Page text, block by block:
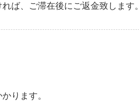
ば、ご滞在後にご返金致します。
ります。